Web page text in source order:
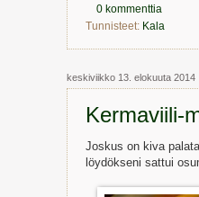
0 kommenttia
Tunnisteet: Kala
keskiviikko 13. elokuuta 2014
Kermaviili-
Joskus on kiva
löydökseni sattui